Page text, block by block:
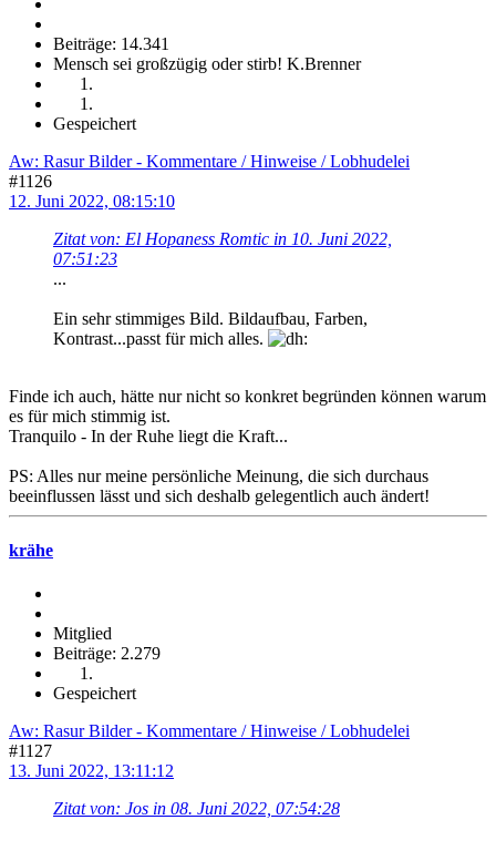
Beiträge: 14.341
Mensch sei großzügig oder stirb! K.Brenner
Gespeichert
Aw: Rasur Bilder - Kommentare / Hinweise / Lobhudelei
#1126
12. Juni 2022, 08:15:10
Zitat von: El Hopaness Romtic in 10. Juni 2022,
07:51:23
...
Ein sehr stimmiges Bild. Bildaufbau, Farben,
Kontrast...passt für mich alles.
Finde ich auch, hätte nur nicht so konkret begründen können warum
es für mich stimmig ist.
Tranquilo - In der Ruhe liegt die Kraft...
PS: Alles nur meine persönliche Meinung, die sich durchaus
beeinflussen lässt und sich deshalb gelegentlich auch ändert!
krähe
Mitglied
Beiträge: 2.279
Gespeichert
Aw: Rasur Bilder - Kommentare / Hinweise / Lobhudelei
#1127
13. Juni 2022, 13:11:12
Zitat von: Jos in 08. Juni 2022, 07:54:28